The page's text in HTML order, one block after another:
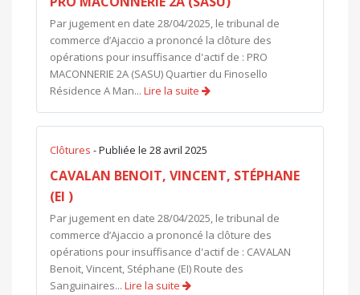
Par jugement en date 28/04/2025, le tribunal de
commerce d’Ajaccio a prononcé la clôture des
opérations pour insuffisance d'actif de : PRO
MACONNERIE 2A (SASU) Quartier du Finosello
Résidence A Man... Lire la suite
Clôtures - Publiée le 28 avril 2025
CAVALAN BENOIT, VINCENT, STÉPHANE
(EI )
Par jugement en date 28/04/2025, le tribunal de
commerce d’Ajaccio a prononcé la clôture des
opérations pour insuffisance d'actif de : CAVALAN
Benoit, Vincent, Stéphane (EI) Route des
Sanguinaires... Lire la suite